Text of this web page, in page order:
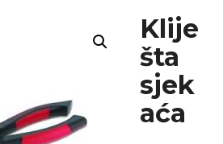
Klije
šta
sjek
aća